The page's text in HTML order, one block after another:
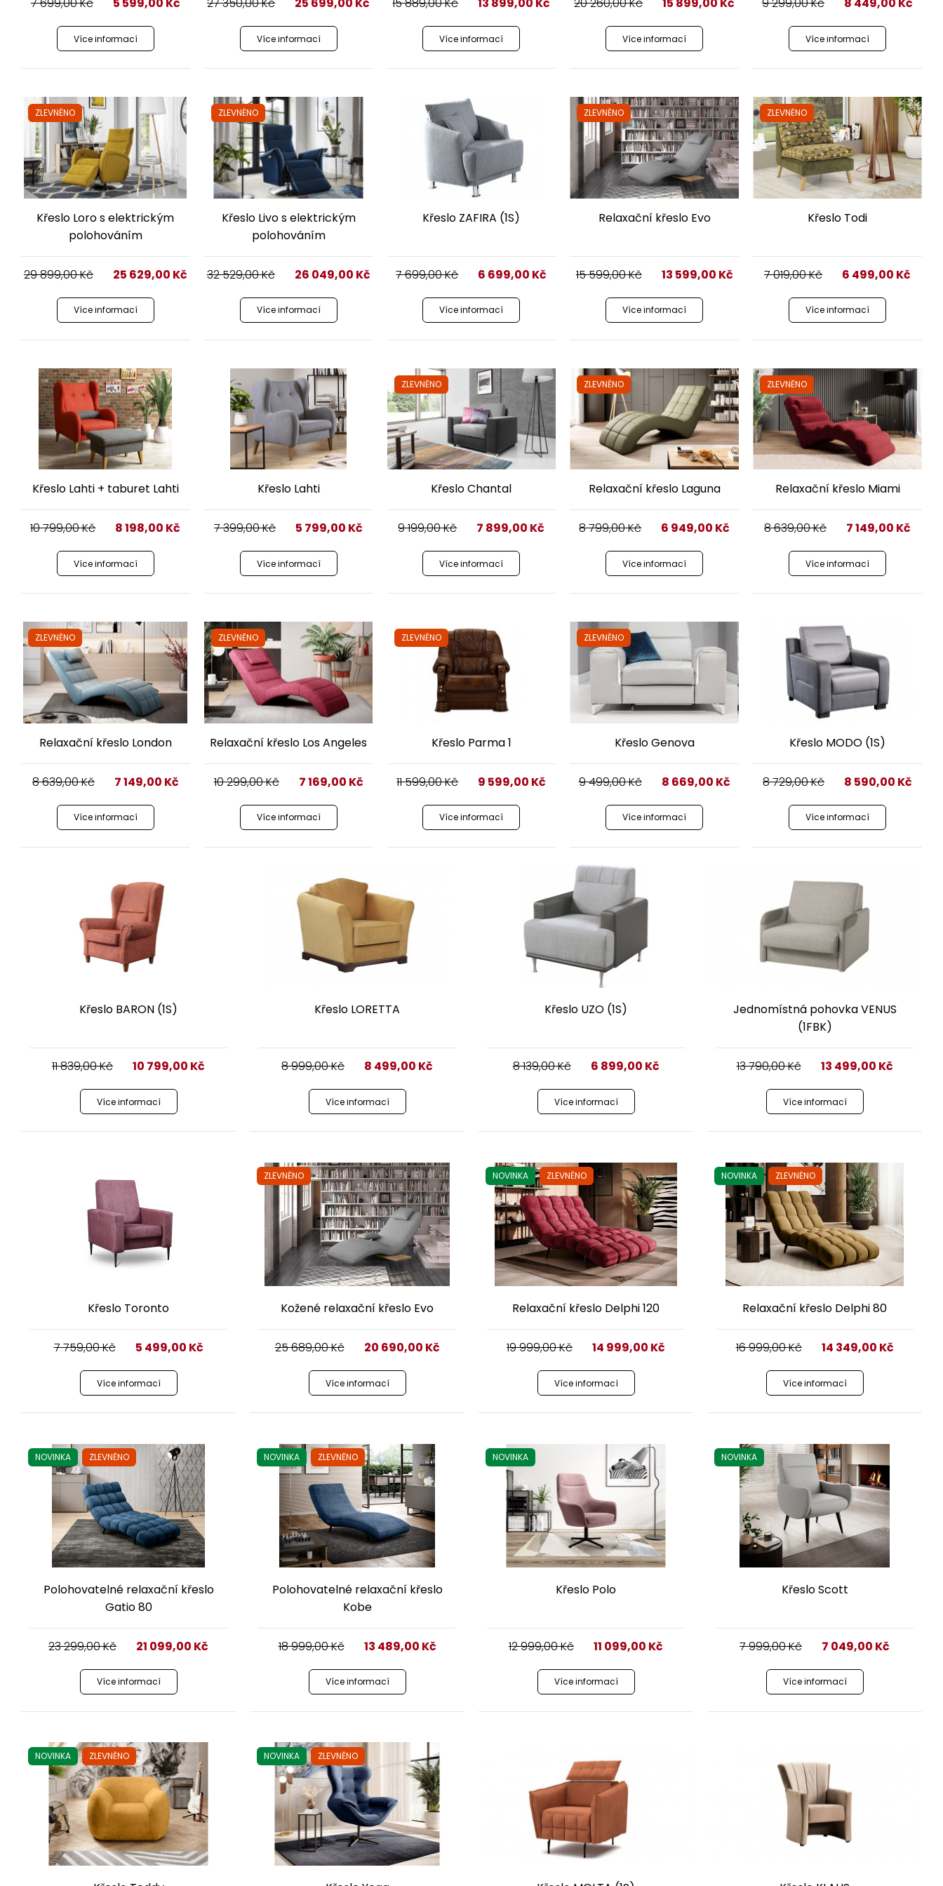
7 699,00Kč 5 599,00 Kč
Více informací
27 350,00Kč 25 699,00 Kč
Více informací
15 889,00Kč 13 899,00 Kč
Více informací
20 260,00Kč 15 899,00 Kč
Více informací
9 299,00Kč 8 449,00 Kč
Více informací
ZLEVNĚNO
Křeslo Loro s elektrickým
polohováním
29 899,00Kč 25 629,00 Kč
Více informací
ZLEVNĚNO
Křeslo Livo s elektrickým
polohováním
32 529,00Kč 26 049,00 Kč
Více informací
Křeslo ZAFIRA (1S)
7 699,00Kč 6 699,00 Kč
Více informací
ZLEVNĚNO
Relaxační křeslo Evo
15 599,00Kč 13 599,00 Kč
Více informací
ZLEVNĚNO
Křeslo Todi
7 019,00Kč 6 499,00 Kč
Více informací
Křeslo Lahti + taburet Lahti
10 799,00Kč 8 198,00 Kč
Více informací
Křeslo Lahti
7 399,00Kč 5 799,00 Kč
Více informací
ZLEVNĚNO
Křeslo Chantal
9 199,00Kč 7 899,00 Kč
Více informací
ZLEVNĚNO
Relaxační křeslo Laguna
8 799,00Kč 6 949,00 Kč
Více informací
ZLEVNĚNO
Relaxační křeslo Miami
8 639,00Kč 7 149,00 Kč
Více informací
ZLEVNĚNO
Relaxační křeslo London
8 639,00Kč 7 149,00 Kč
Více informací
ZLEVNĚNO
Relaxační křeslo Los Angeles
10 299,00Kč 7 169,00 Kč
Více informací
ZLEVNĚNO
Křeslo Parma 1
11 599,00Kč 9 599,00 Kč
Více informací
ZLEVNĚNO
Křeslo Genova
9 499,00Kč 8 669,00 Kč
Více informací
Křeslo MODO (1S)
8 729,00Kč 8 590,00 Kč
Více informací
Křeslo BARON (1S)
11 839,00Kč 10 799,00 Kč
Více informací
Křeslo LORETTA
8 999,00Kč 8 499,00 Kč
Více informací
Křeslo UZO (1S)
8 139,00Kč 6 899,00 Kč
Více informací
Jednomístná pohovka VENUS
(1FBK)
13 790,00Kč 13 499,00 Kč
Více informací
Křeslo Toronto
7 759,00Kč 5 499,00 Kč
Více informací
ZLEVNĚNO
Kožené relaxační křeslo Evo
25 689,00Kč 20 690,00 Kč
Více informací
NOVINKA ZLEVNĚNO
Relaxační křeslo Delphi 120
19 999,00Kč 14 999,00 Kč
Více informací
NOVINKA ZLEVNĚNO
Relaxační křeslo Delphi 80
16 999,00Kč 14 349,00 Kč
Více informací
NOVINKA ZLEVNĚNO
Polohovatelné relaxační křeslo
Gatio 80
23 299,00Kč 21 099,00 Kč
Více informací
NOVINKA ZLEVNĚNO
Polohovatelné relaxační křeslo
Kobe
18 999,00Kč 13 489,00 Kč
Více informací
NOVINKA
Křeslo Polo
12 999,00Kč 11 099,00 Kč
Více informací
NOVINKA
Křeslo Scott
7 999,00Kč 7 049,00 Kč
Více informací
NOVINKA ZLEVNĚNO NOVINKA ZLEVNĚNO